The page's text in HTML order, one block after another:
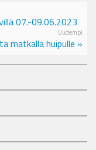
07.-09.06.2023
Uudempi
matkalla huipulle »